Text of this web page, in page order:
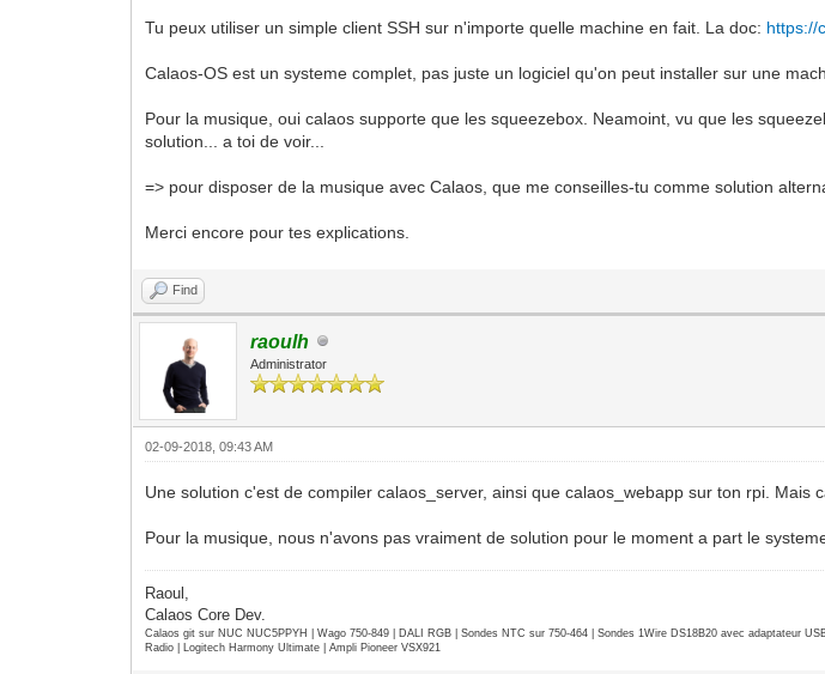
Tu peux utiliser un simple client SSH sur n'importe quelle machine en fait. La doc: https://
Calaos-OS est un systeme complet, pas juste un logiciel qu'on peut installer sur une
Pour la musique, oui calaos supporte que les squeezebox. Neamoint, vu que les
solution... a toi de voir...
=> pour disposer de la musique avec Calaos, que me conseilles-tu comme solution
Merci encore pour tes explications.
Find
raoulh
Administrator
02-09-2018, 09:43 AM
Une solution c'est de compiler calaos_server, ainsi que calaos_webapp sur ton rpi. Mais
Pour la musique, nous n'avons pas vraiment de solution pour le moment a part le
Raoul,
Calaos Core Dev.
Calaos git sur NUC NUC5PPYH | Wago 750-849 | DALI RGB | Sondes NTC sur 750-464 | Sondes 1Wire DS18B20 avec adaptateur
Radio | Logitech Harmony Ultimate | Ampli Pioneer VSX921